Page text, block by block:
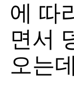
에 따
면서
오는